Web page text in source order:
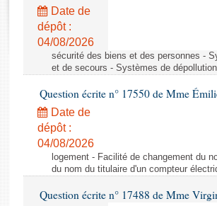
Rapports législatifs
Rapports sur l'application des lois
Baromètre de l’application des lois
Dossiers législatifs
Budget et sécurité sociale
Questions écrites et orales
Comptes rendus des débats
Date de
dépôt :
04/08/2026
sécurité des biens et des personnes -
et de secours - Systèmes de
Question écrite n° 17550 de Mme
Date de
dépôt :
04/08/2026
logement - Facilité de changement du
du nom du titulaire d'un compteur
Question écrite n° 17488 de Mme